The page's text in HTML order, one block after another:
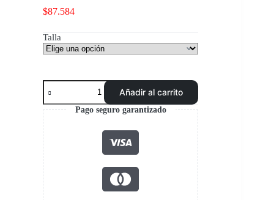
$87.584
Talla
Botín
VFlex
V10
BOA
impermeable
aislante
Segman
cantidad
Añadir al carrito
Pago seguro garantizado